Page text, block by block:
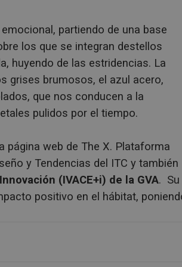
partiendo de una base
los que se integran destellos
huyendo de las estridencias. La
grises brumosos, el azul acero,
que nos conducen a la
pulidos por el tiempo.
página web de The X. Plataforma
y Tendencias del ITC y también
(IVACE+i) de la GVA. Su
positivo en el hábitat,